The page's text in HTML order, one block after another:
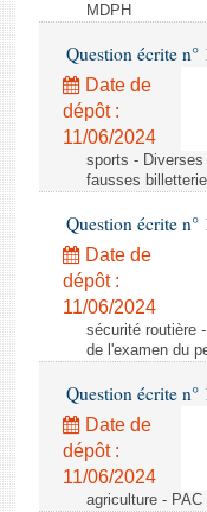
MDPH
Question écrite
Date de
dépôt :
11/06/2024
sports -
fausses
Question écrite
Date de
dépôt :
11/06/2024
sécurité routière
de l'examen du
Question écrite
Date de
dépôt :
11/06/2024
agriculture -